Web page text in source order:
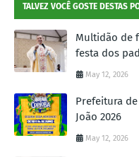
TALVEZ VOCÊ GOSTE DESTAS
Multidão de
festa dos
May 12, 2026
Prefeitura
João 2026
May 12, 2026